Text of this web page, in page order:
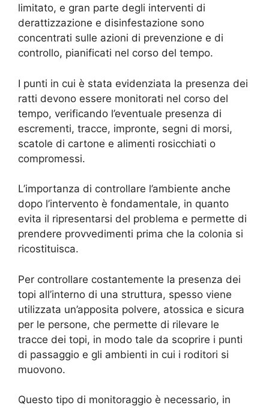
limitato, e gran parte degli interventi di
derattizzazione e disinfestazione sono
concentrati sulle azioni di prevenzione e di
controllo, pianificati nel corso del tempo.
I punti in cui è stata evidenziata la presenza dei
ratti devono essere monitorati nel corso del
tempo, verificando l’eventuale presenza di
escrementi, tracce, impronte, segni di morsi,
scatole di cartone e alimenti rosicchiati o
compromessi.
L’importanza di controllare l’ambiente anche
dopo l’intervento è fondamentale, in quanto
evita il ripresentarsi del problema e permette di
prendere provvedimenti prima che la colonia si
ricostituisca.
Per controllare costantemente la presenza dei
topi all’interno di una struttura, spesso viene
utilizzata un’apposita polvere, atossica e sicura
per le persone, che permette di rilevare le
tracce dei topi, in modo tale da scoprire i punti
di passaggio e gli ambienti in cui i roditori si
muovono.
Questo tipo di monitoraggio è necessario, in